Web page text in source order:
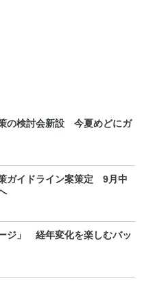
の検討会新設 今夏めどにガ
ガイドライン案策定 9月中
ジ」 経年変化を楽しむバッ